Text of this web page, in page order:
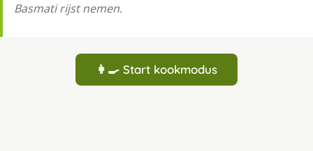
Basmati rijst nemen.
👩‍🍳 Start kookmodus